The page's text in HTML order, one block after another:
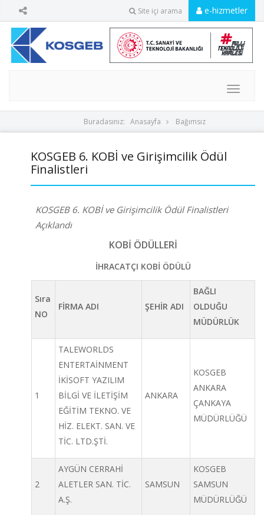
Site içi arama e-hizmetler
MENU
Buradasınız: Anasayfa Bağımsız
KOSGEB 6. KOBİ ve Girişimcilik Ödül
Finalistleri
KOSGEB 6. KOBİ ve Girişimcilik Ödül Finalistleri
Açıklandı
KOBİ ÖDÜLLERİ
İHRACATÇI KOBİ ÖDÜLÜ
Sıra
NO
FİRMA ADI ŞEHİR ADI
BAĞLI
OLDUĞU
MÜDÜRLÜK
1
TALEWORLDS
ENTERTAİNMENT
İKİSOFT YAZILIM
BİLGİ VE İLETİŞİM
EĞİTİM TEKNO. VE
HİZ. ELEKT. SAN. VE
TİC. LTD.ŞTİ.
ANKARA
KOSGEB
ANKARA
ÇANKAYA
MÜDÜRLÜĞÜ
2
AYGÜN CERRAHİ
ALETLER SAN. TİC.
A.Ş.
SAMSUN
KOSGEB
SAMSUN
MÜDÜRLÜĞÜ